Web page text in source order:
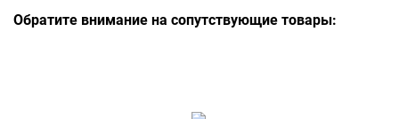
Обратите внимание на сопутствующие товары: